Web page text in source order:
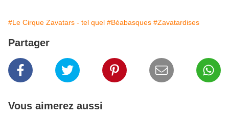
#Le Cirque Zavatars - tel quel #Béabasques #Zavatardises
Partager
Vous aimerez aussi